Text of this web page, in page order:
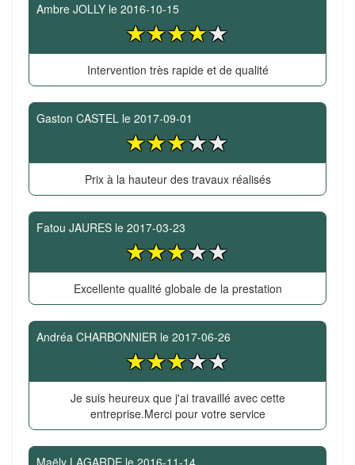
Ambre JOLLY le 2016-10-15
Intervention très rapide et de qualité
Gaston CASTEL le 2017-09-01
Prix à la hauteur des travaux réalisés
Fatou JAURES le 2017-03-23
Excellente qualité globale de la prestation
Andréa CHARBONNIER le 2017-06-26
Je suis heureux que j'ai travaillé avec cette
entreprise.Merci pour votre service
Maëly LAGARDE le 2016-11-14